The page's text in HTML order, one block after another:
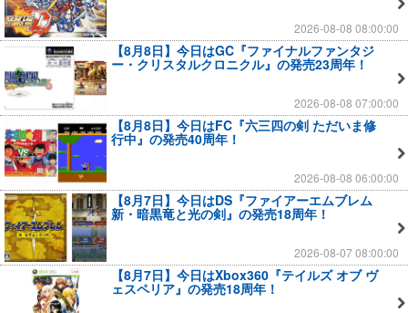
2026-08-08 08:00:00
【8月8日】今日はGC『ファイナルファンタジ
ー・クリスタルクロニクル』の発売23周年！
2026-08-08 07:00:00
【8月8日】今日はFC『六三四の剣 ただいま修
行中』の発売40周年！
2026-08-08 06:00:00
【8月7日】今日はDS『ファイアーエムブレム
新・暗黒竜と光の剣』の発売18周年！
2026-08-07 08:00:00
【8月7日】今日はXbox360『テイルズ オブ ヴ
ェスペリア』の発売18周年！